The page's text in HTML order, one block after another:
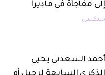
إلى مفاجأة في ماديرا
ميكس
أحمد السعدني يحيي